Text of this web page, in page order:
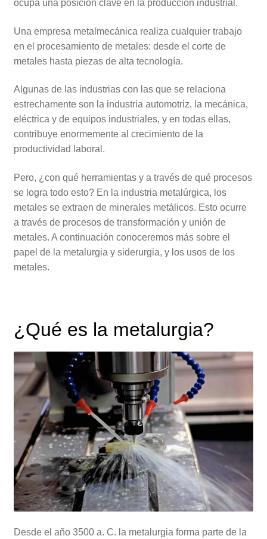
ocupa una posición clave en la producción industrial.
Una empresa metalmecánica realiza cualquier trabajo
en el procesamiento de metales: desde el corte de
metales hasta piezas de alta tecnología.
Algunas de las industrias con las que se relaciona
estrechamente son la industria automotriz, la mecánica,
eléctrica y de equipos industriales, y en todas ellas,
contribuye enormemente al crecimiento de la
productividad laboral.
Pero, ¿con qué herramientas y a través de qué procesos
se logra todo esto? En la industria metalúrgica, los
metales se extraen de minerales metálicos. Esto ocurre
a través de procesos de transformación y unión de
metales. A continuación conoceremos más sobre el
papel de la metalurgia y siderurgia, y los usos de los
metales.
¿Qué es la metalurgia?
Desde el año 3500 a. C. la metalurgia forma parte de la